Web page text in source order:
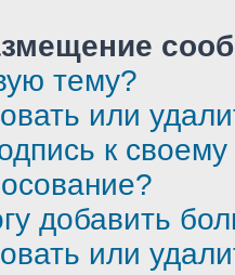
тему?
или
к
добавить
или